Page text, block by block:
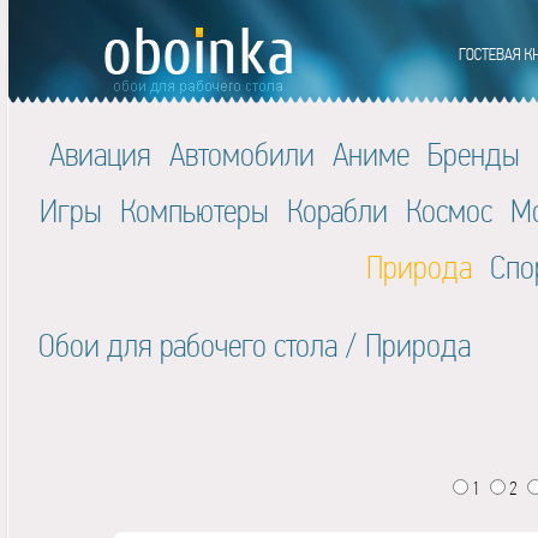
Авиация Автомобили Аниме Бренды
Игры Компьютеры Корабли Космос
Природа
Обои для рабочего стола / Природа
1 2